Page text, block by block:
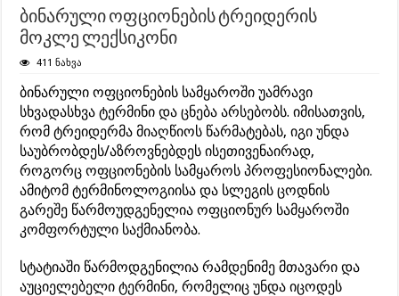
ბინარული ოფციონების ტრეიდერის
მოკლე ლექსიკონი
411 ნახვა
ბინარული ოფციონების სამყაროში უამრავი
სხვადასხვა ტერმინი და ცნება არსებობს. იმისათვის,
რომ ტრეიდერმა მიაღწიოს წარმატებას, იგი უნდა
საუბრობდეს/აზროვნებდეს ისეთივენაირად,
როგორც ოფციონების სამყაროს პროფესიონალები.
ამიტომ ტერმინოლოგიისა და სლეგის ცოდნის
გარეშე წარმოუდგენელია ოფციონურ სამყაროში
კომფორტული საქმიანობა.
სტატიაში წარმოდგენილია რამდენიმე მთავარი და
აუციელებელი ტერმინი, რომელიც უნდა იცოდეს